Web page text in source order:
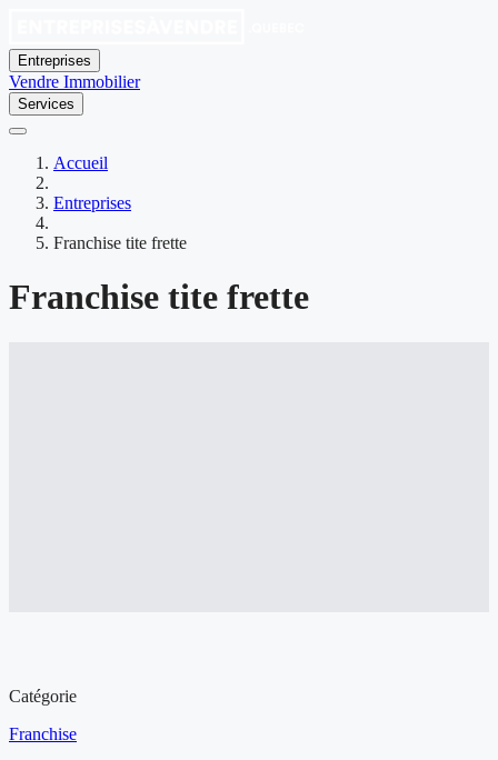
Entreprises
Vendre Immobilier
Services
Accueil
Entreprises
Franchise tite frette
Franchise tite frette
Catégorie
Franchise